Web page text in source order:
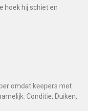
hoek hij schiet en
omdat keepers met
Conditie, Duiken,